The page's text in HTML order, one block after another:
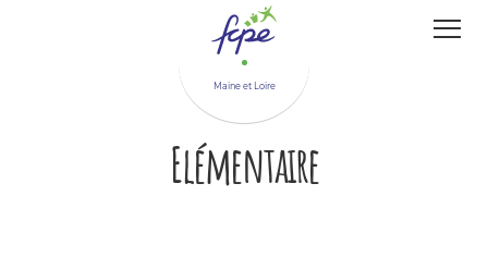
Maine et Loire
Elémentaire